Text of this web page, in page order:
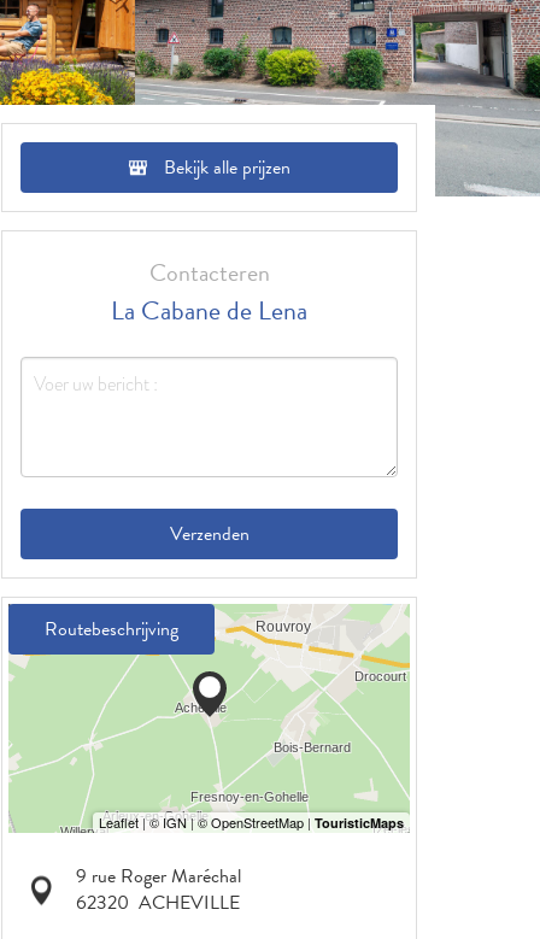
Bekijk alle prijzen
Contacteren
La Cabane de Lena
Verzenden
Routebeschrijving
9 rue Roger Maréchal
62320 ACHEVILLE